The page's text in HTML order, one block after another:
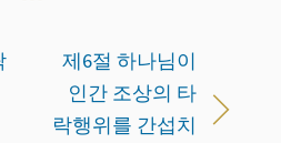
제6절 하나님이
인간 조상의 타
락행위를 간섭치